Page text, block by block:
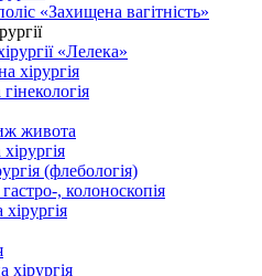
«Захищена вагітність»
«Лелека»
хірургія
живота
(флебологія)
, колоноскопія
хірургія